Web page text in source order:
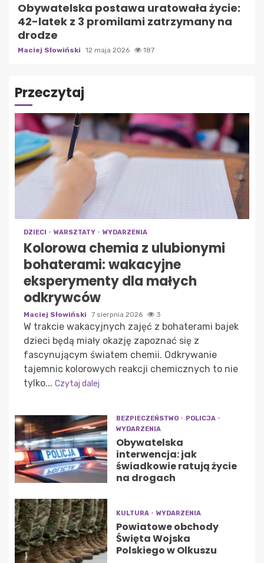
Obywatelska postawa uratowała życie:
42-latek z 3 promilami zatrzymany na
drodze
Maciej Słowiński 12 maja 2026 187
Przeczytaj
DZIECI WARSZTATY WYDARZENIA
Kolorowa chemia z ulubionymi
bohaterami: wakacyjne
eksperymenty dla małych
odkrywców
Maciej Słowiński 7 sierpnia 2026 3
W trakcie wakacyjnych zajęć z bohaterami bajek
dzieci będą miały okazję zapoznać się z
fascynującym światem chemii. Odkrywanie
tajemnic kolorowych reakcji chemicznych to nie
tylko... Czytaj dalej
BEZPIECZEŃSTWO
POLICJA
WYDARZENIA
Obywatelska
interwencja: jak
świadkowie ratują życie
na drogach
KULTURA WYDARZENIA
Powiatowe obchody
Święta Wojska
Polskiego w Olkuszu